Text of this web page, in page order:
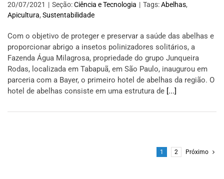
20/07/2021 | Seção:Ciência e Tecnologia | Tags:Abelhas,
Apicultura, Sustentabilidade
Com o objetivo de proteger e preservar a saúde das abelhas e
proporcionar abrigo a insetos polinizadores solitários, a
Fazenda Água Milagrosa, propriedade do grupo Junqueira
Rodas, localizada em Tabapuã, em São Paulo, inaugurou em
parceria com a Bayer, o primeiro hotel de abelhas da região. O
hotel de abelhas consiste em uma estrutura de [...]
1 2 Próximo